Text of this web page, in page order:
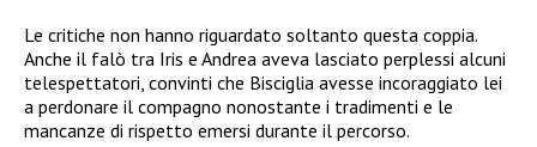
Le critiche non hanno riguardato soltanto questa coppia.
Anche il falò tra Iris e Andrea aveva lasciato perplessi alcuni
telespettatori, convinti che Bisciglia avesse incoraggiato lei
a perdonare il compagno nonostante i tradimenti e le
mancanze di rispetto emersi durante il percorso.